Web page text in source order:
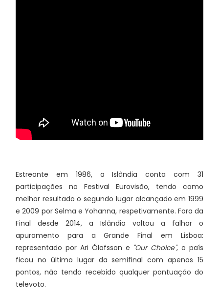
Estreante em 1986, a Islândia conta com 31
participações no Festival Eurovisão, tendo como
melhor resultado o segundo lugar alcançado em 1999
e 2009 por Selma e Yohanna, respetivamente. Fora da
Final desde 2014, a Islândia voltou a falhar o
apuramento para a Grande Final em Lisboa:
representado por Ari Ólafsson e "Our Choice", o país
ficou no último lugar da semifinal com apenas 15
pontos, não tendo recebido qualquer pontuação do
televoto.